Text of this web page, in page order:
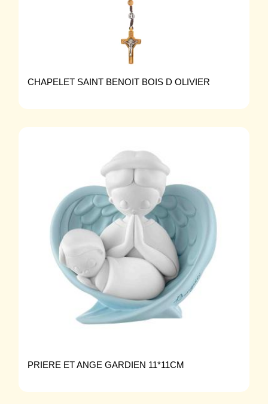
CHAPELET SAINT BENOIT BOIS D OLIVIER
PRIERE ET ANGE GARDIEN 11*11CM